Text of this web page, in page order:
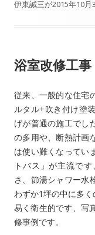
伊東誠三が2015年10月
浴室改修工事
従来、一般的な住宅
ルタル+吹き付け塗
げが普通の施工でし
の多用や、断熱計画
は使い難くなってい
トバス」が主流で
さ、節湯シャワー水
わずか1坪の中に多
易く衛生的です、写
修事例です。